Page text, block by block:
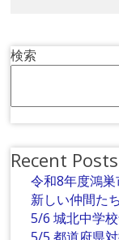
検索
Recent Posts
令和8年度鴻巣
新しい仲間たち
5/6 城北中学
5/5 都道府県